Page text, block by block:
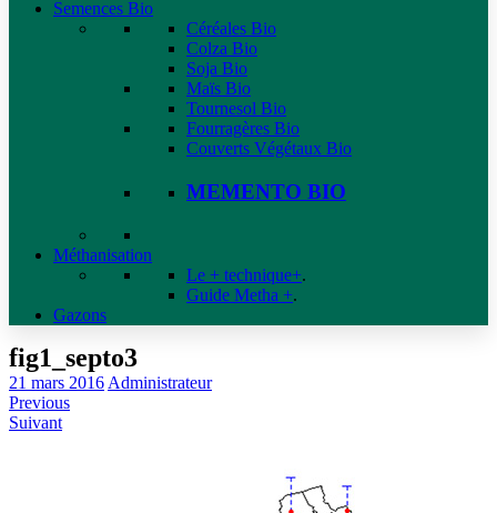
Semences Bio
Céréales Bio
Colza Bio
Soja Bio
Maïs Bio
Tournesol Bio
Fourragères Bio
Couverts Végétaux Bio
MEMENTO BIO
Méthanisation
Le + technique+.
Guide Metha +.
Gazons
fig1_septo3
21 mars 2016 Administrateur
Previous
Suivant